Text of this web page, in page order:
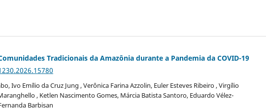
Tradicionais da Amazônia durante a Pandemia da COVID-19
Ivo Emílio da Cruz Jung , Verônica Farina Azzolin, Euler Esteves Ribeiro , Virgílio
, Ketlen Nascimento Gomes, Márcia Batista Santoro, Eduardo Vélez-
Barbisan